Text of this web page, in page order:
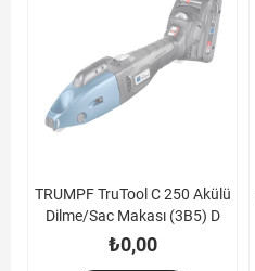
TRUMPF TruTool C 250 Akülü
Dilme/Sac Makası (3B5) D
₺0,00